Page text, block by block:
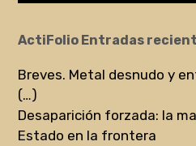
ActiFolio Entradas
Breves. Metal desnudo y
(…)
Desaparición forzada: la
Estado en la frontera